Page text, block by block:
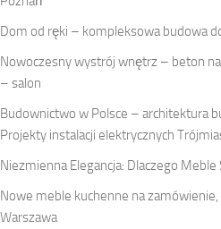
Dom od ręki – kompleksowa budowa
Nowoczesny wystrój wnętrz – beton
– salon
Budownictwo w Polsce – architektura
Projekty instalacji elektrycznych
Niezmienna Elegancja: Dlaczego
Nowe meble kuchenne na
Warszawa